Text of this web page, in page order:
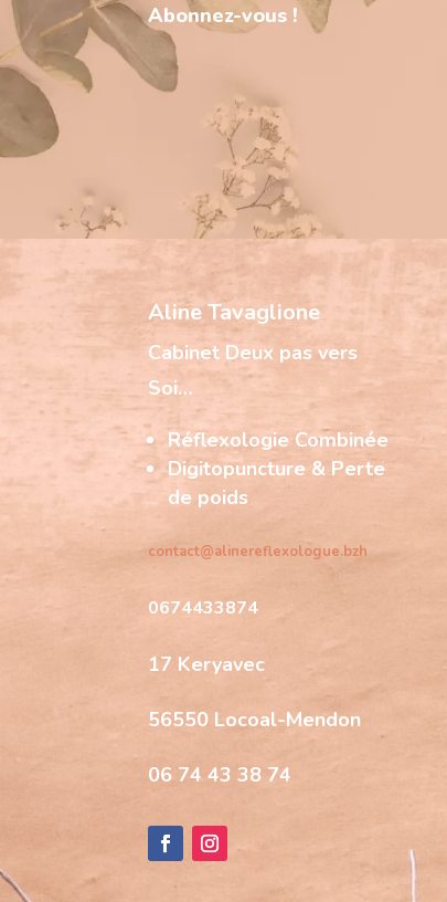
Abonnez-vous !
Aline Tavaglione
Cabinet Deux pas vers
Soi…
Réflexologie Combinée
Digitopuncture & Perte
de poids
contact@alinereflexologue.bzh
0674433874
17 Keryavec
56550 Locoal-Mendon
06 74 43 38 74